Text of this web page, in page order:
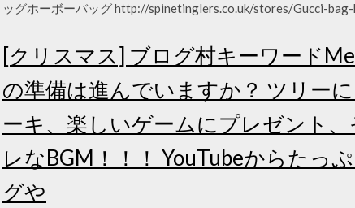
ッグホーボーバッグ http://spinetinglers.co.uk/stores/Gucci-
[クリスマス] ブログ村キーワード
の準備は進んでいますか？ ツリー
ーキ、楽しいゲームにプレゼント
レなBGM！！！ YouTubeからたっ
グや